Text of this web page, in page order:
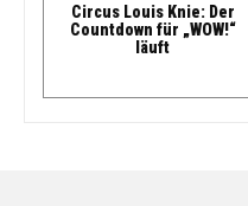
Circus Louis Knie: Der
Countdown für „WOW!“
läuft